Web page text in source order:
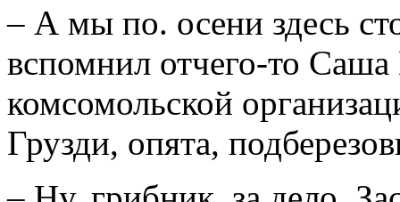
– А мы по. осени здесь
вспомнил отчего-то Саша
комсомольской
Грузди, опята,